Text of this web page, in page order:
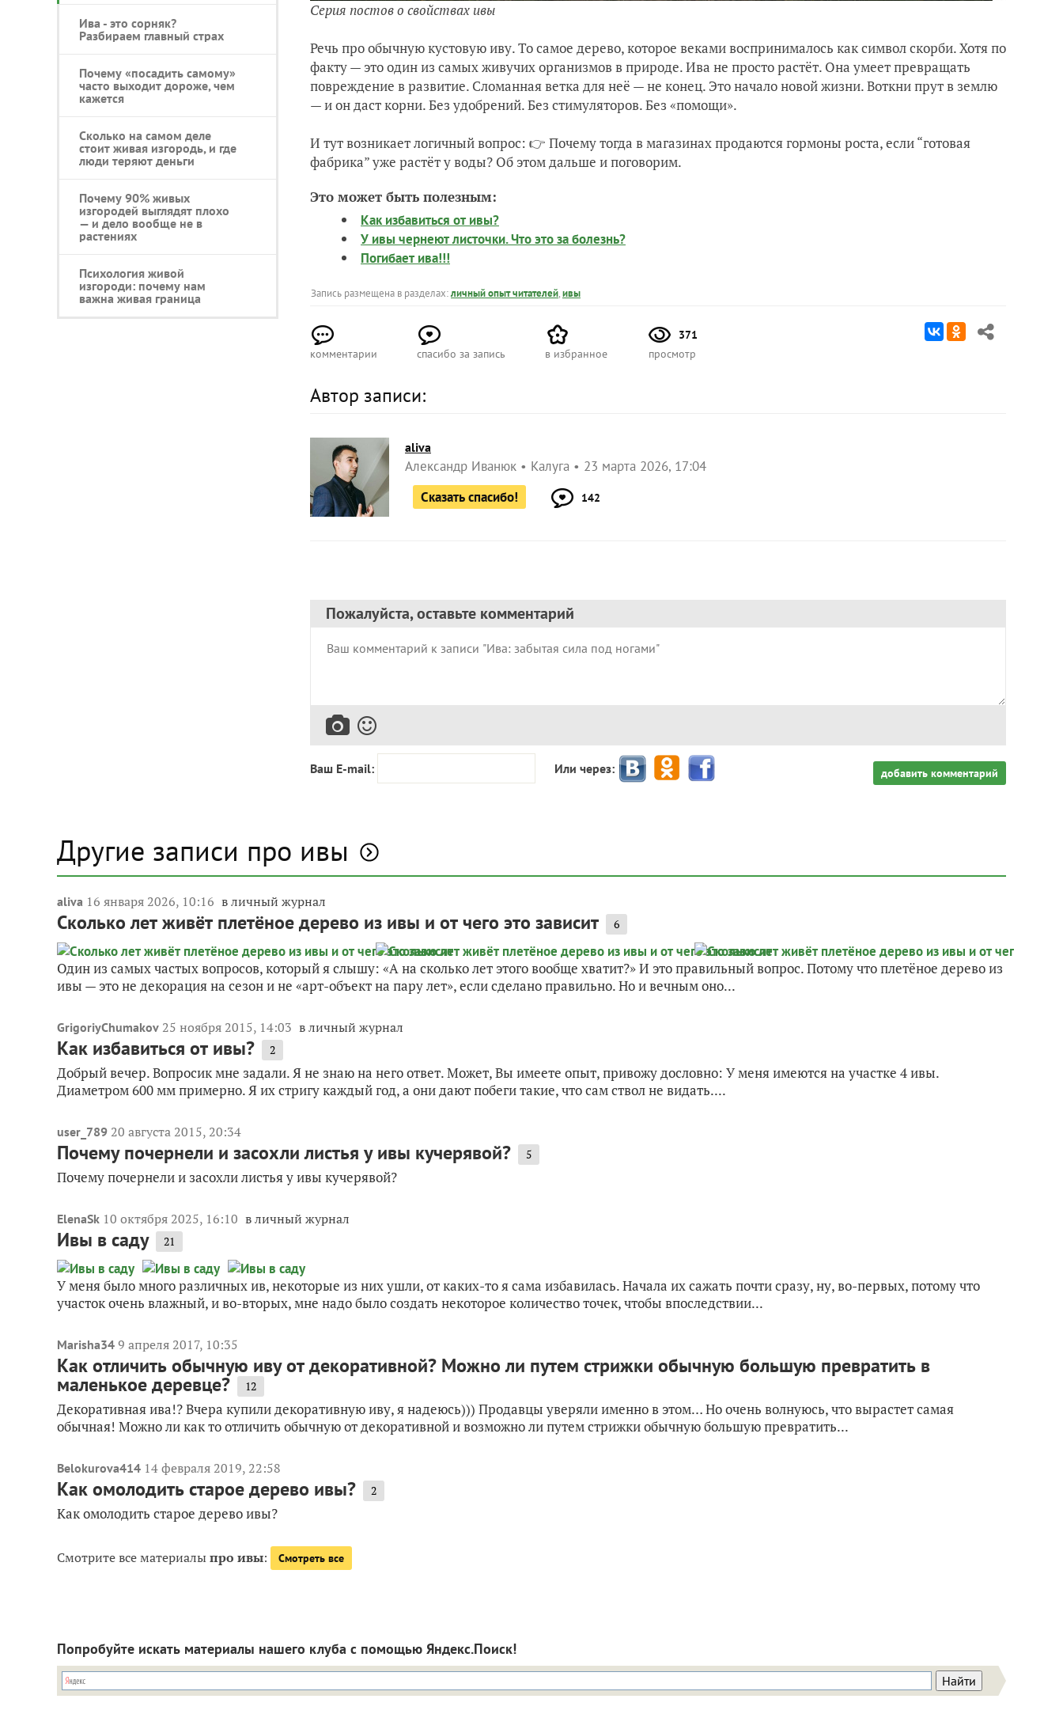
Ива - это сорняк?
Разбираем главный страх
Почему «посадить самому»
часто выходит дороже, чем
кажется
Сколько на самом деле
стоит живая изгородь, и где
люди теряют деньги
Почему 90% живых
изгородей выглядят плохо
— и дело вообще не в
растениях
Психология живой
изгороди: почему нам
важна живая граница
Серия постов о свойствах ивы
Речь про обычную кустовую иву. То самое дерево, которое веками воспринималось как символ скорби. Хотя по
факту — это один из самых живучих организмов в природе. Ива не просто растёт. Она умеет превращать
повреждение в развитие. Сломанная ветка для неё — не конец. Это начало новой жизни. Воткни прут в землю
— и он даст корни. Без удобрений. Без стимуляторов. Без «помощи».
И тут возникает логичный вопрос: 👉 Почему тогда в магазинах продаются гормоны роста, если “готовая
фабрика” уже растёт у воды? Об этом дальше и поговорим.
Это может быть полезным:
Как избавиться от ивы?
У ивы чернеют листочки. Что это за болезнь?
Погибает ива!!!
Запись размещена в разделах:личный опыт читателей,ивы
комментарии спасибо за запись в избранное
371
просмотр
Автор записи:
aliva
Александр Иванюк Калуга
23 марта 2026, 17:04
Сказать спасибо!
142
Пожалуйста, оставьте комментарий
Ваш E-mail: Или через: добавить комментарий
Другие записи про ивы
aliva 16 января 2026, 10:16 в личный журнал
Сколько лет живёт плетёное дерево из ивы и от чего это зависит 6
Один из самых частых вопросов, который я слышу: «А на сколько лет этого вообще хватит?» И это правильный вопрос. Потому что плетёное дерево из
ивы — это не декорация на сезон и не «арт-объект на пару лет», если сделано правильно. Но и вечным оно...
GrigoriyChumakov 25 ноября 2015, 14:03 в личный журнал
Как избавиться от ивы? 2
Добрый вечер. Вопросик мне задали. Я не знаю на него ответ. Может, Вы имеете опыт, привожу дословно: У меня имеются на участке 4 ивы.
Диаметром 600 мм примерно. Я их стригу каждый год, а они дают побеги такие, что сам ствол не видать....
user_789 20 августа 2015, 20:34
Почему почернели и засохли листья у ивы кучерявой? 5
Почему почернели и засохли листья у ивы кучерявой?
ElenaSk 10 октября 2025, 16:10 в личный журнал
Ивы в саду 21
У меня было много различных ив, некоторые из них ушли, от каких-то я сама избавилась. Начала их сажать почти сразу, ну, во-первых, потому что
участок очень влажный, и во-вторых, мне надо было создать некоторое количество точек, чтобы впоследствии...
Marisha34 9 апреля 2017, 10:35
Как отличить обычную иву от декоративной? Можно ли путем стрижки обычную большую превратить в
маленькое деревце? 12
Декоративная ива!? Вчера купили декоративную иву, я надеюсь))) Продавцы уверяли именно в этом… Но очень волнуюсь, что вырастет самая
обычная! Можно ли как то отличить обычную от декоративной и возможно ли путем стрижки обычную большую превратить...
Belokurova414 14 февраля 2019, 22:58
Как омолодить старое дерево ивы? 2
Как омолодить старое дерево ивы?
Смотрите все материалыпро ивы: Смотреть все
Попробуйте искать материалы нашего клуба с помощью Яндекс.Поиск!